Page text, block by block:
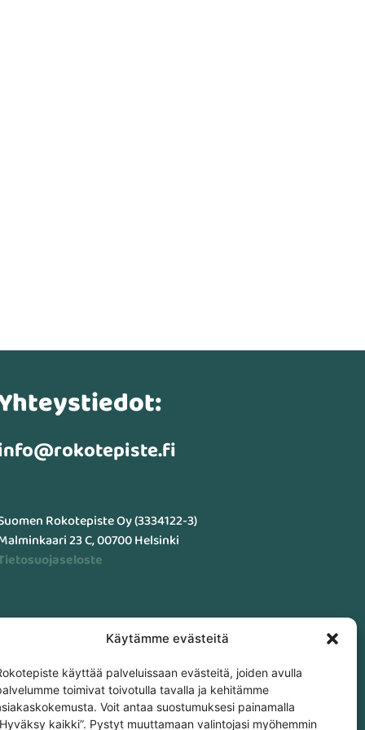
Käytämme evästeitä
käyttää palveluissaan evästeitä, joiden avulla
toimivat toivotulla tavalla ja kehitämme
Voit antaa suostumuksesi painamalla
kaikki”. Pystyt muuttamaan valintojasi myöhemmin
Rokotepiste Oy (3334122-3)
23 C, 00700 Helsinki